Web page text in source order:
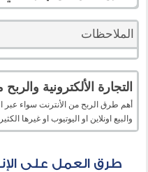
الملاحظات
التجارة الألكترونية
أهم طرق الربح من الأنترنت سواء عبر
والبيع اونلاين او اليوتيوب او غيرها
طرق العمل على